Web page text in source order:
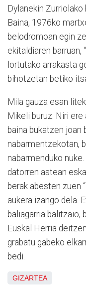
Dylanekin
Baina, 1976ko
belodromoan egin
ekitaldiaren barruan,
lortutako arrakasta
bihotzetan betiko
Mila gauza esan
Mikeli buruz. Niri
baina bukatzen joan
nabarmentzekotan,
nabarmenduko
datorren astean
berak abesten zuen
aukera izango dela.
baliagarria balitzaio,
Euskal Herria
grabatu gabeko
bedi.
GIZARTEA